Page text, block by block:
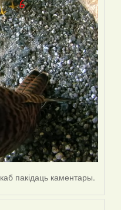
каб пакідаць каментары.